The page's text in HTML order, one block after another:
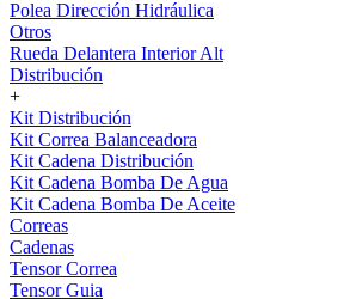
Polea Dirección Hidráulica
Otros
Rueda Delantera Interior Alt
Distribución
+
Kit Distribución
Kit Correa Balanceadora
Kit Cadena Distribución
Kit Cadena Bomba De Agua
Kit Cadena Bomba De Aceite
Correas
Cadenas
Tensor Correa
Tensor Guia